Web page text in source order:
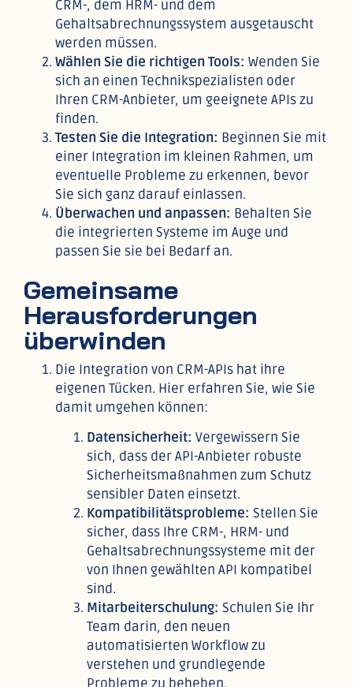
CRM-, dem HRM- und dem
Gehaltsabrechnungssystem ausgetauscht
werden müssen.
Wählen Sie die richtigen Tools: Wenden Sie
sich an einen Technikspezialisten oder
Ihren CRM-Anbieter, um geeignete APIs zu
finden.
Testen Sie die Integration: Beginnen Sie mit
einer Integration im kleinen Rahmen, um
eventuelle Probleme zu erkennen, bevor
Sie sich ganz darauf einlassen.
Überwachen und anpassen: Behalten Sie
die integrierten Systeme im Auge und
passen Sie sie bei Bedarf an.
Gemeinsame
Herausforderungen
überwinden
Die Integration von CRM-APIs hat ihre
eigenen Tücken. Hier erfahren Sie, wie Sie
damit umgehen können:
Datensicherheit: Vergewissern Sie
sich, dass der API-Anbieter robuste
Sicherheitsmaßnahmen zum Schutz
sensibler Daten einsetzt.
Kompatibilitätsprobleme: Stellen Sie
sicher, dass Ihre CRM-, HRM- und
Gehaltsabrechnungssysteme mit der
von Ihnen gewählten API kompatibel
sind.
Mitarbeiterschulung: Schulen Sie Ihr
Team darin, den neuen
automatisierten Workflow zu
verstehen und grundlegende